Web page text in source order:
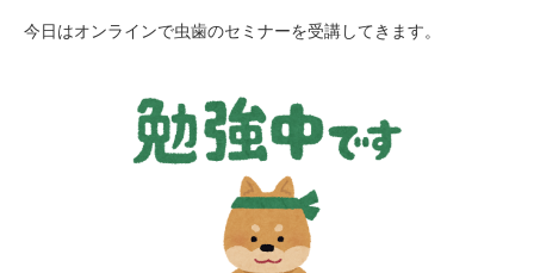
今日はオンラインで虫歯のセミナーを受講してきます。